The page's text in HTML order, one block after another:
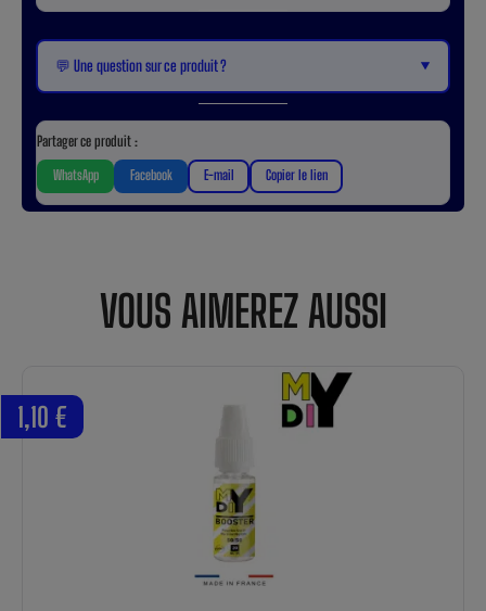
💬 Une question sur ce produit ? ▼
Partager ce produit :
WhatsApp Facebook E-mail Copier le lien
VOUS AIMEREZ AUSSI
1,10 €